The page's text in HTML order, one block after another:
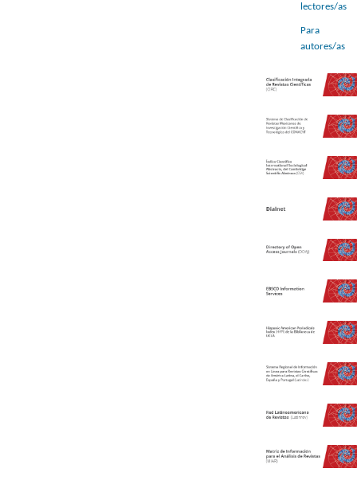
lectores/as
Para
autores/as